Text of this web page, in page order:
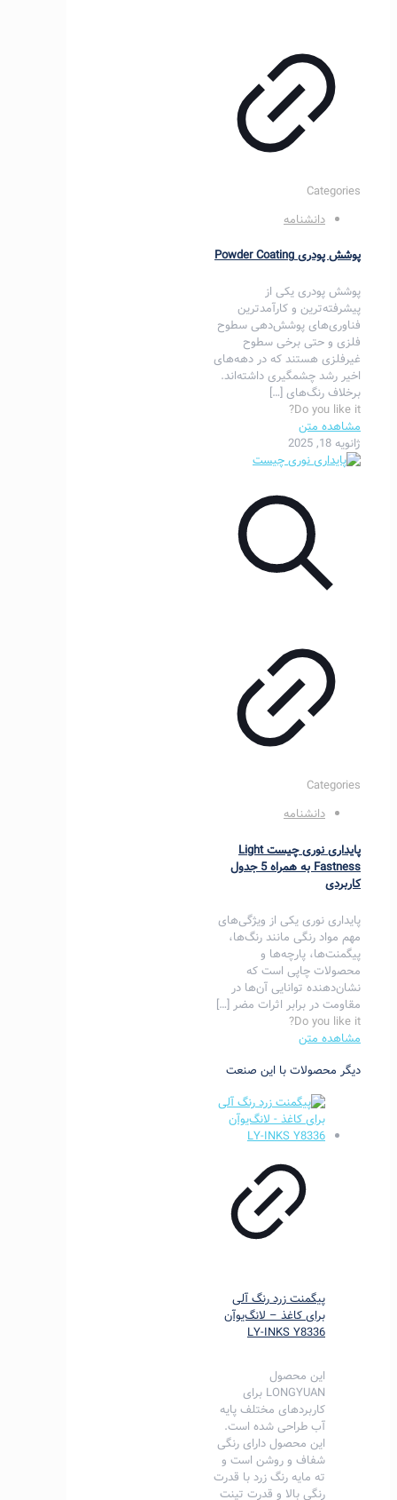
Categories
دانشنامه
پوشش پودری Powder Coating
پوشش‌ پودری یکی از
پیشرفته‌ترین و کارآمدترین
فناوری‌های پوشش‌دهی سطوح
فلزی و حتی برخی سطوح
غیرفلزی هستند که در دهه‌های
اخیر رشد چشمگیری داشته‌اند.
برخلاف رنگ‌های […]
Do you like it?
مشاهده متن
ژانویه 18, 2025
Categories
دانشنامه
پایداری نوری چیست Light
Fastness به همراه 5 جدول
کاربردی
پایداری نوری یکی از ویژگی‌های
مهم مواد رنگی مانند رنگ‌ها،
پیگمنت‌ها، پارچه‌ها و
محصولات چاپی است که
نشان‌دهنده توانایی آن‌ها در
مقاومت در برابر اثرات مضر […]
Do you like it?
مشاهده متن
دیگر محصولات با این صنعت
پیگمنت زرد رنگ آلی
برای کاغذ – لانگ‌یوآن
LY-INKS Y8336
این محصول
LONGYUAN برای
کاربردهای مختلف پایه
آب طراحی شده است.
این محصول دارای رنگی
شفاف و روشن است و
ته مایه رنگ زرد با قدرت
رنگی بالا و قدرت تینت